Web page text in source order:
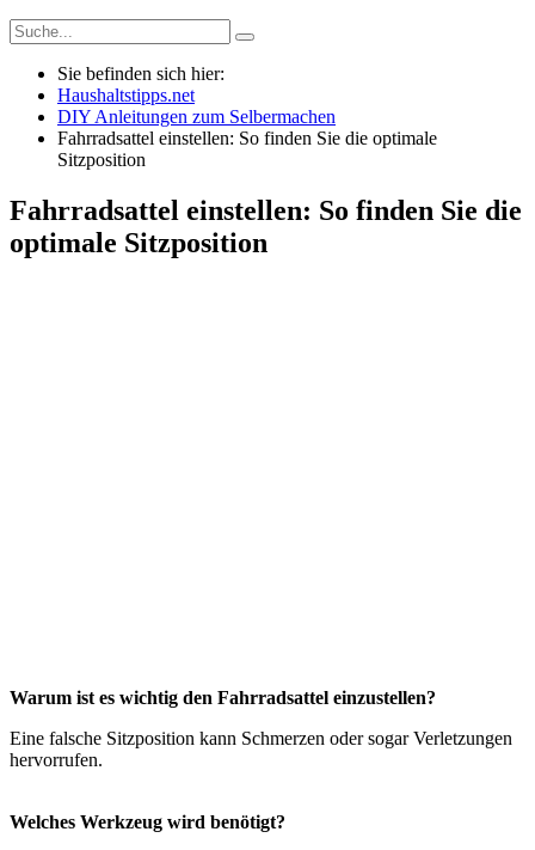
Sie befinden sich hier:
Haushaltstipps.net
DIY Anleitungen zum Selbermachen
Fahrradsattel einstellen: So finden Sie die optimale
Sitzposition
Fahrradsattel einstellen: So finden Sie die
optimale Sitzposition
Warum ist es wichtig den Fahrradsattel einzustellen?
Eine falsche Sitzposition kann Schmerzen oder sogar Verletzungen
hervorrufen.
Welches Werkzeug wird benötigt?